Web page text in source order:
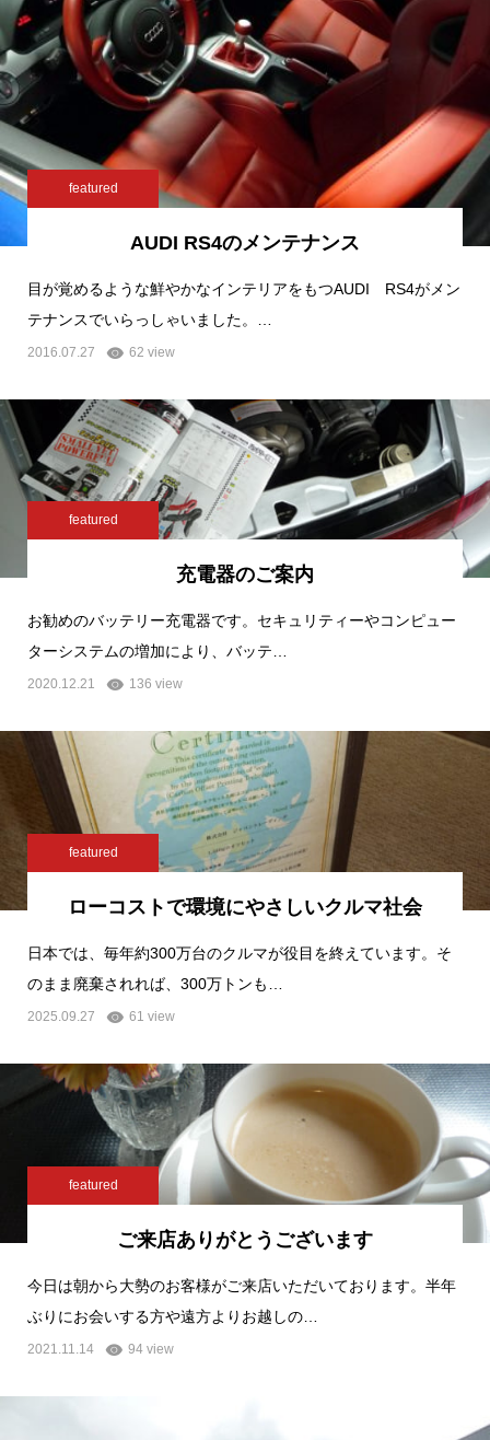
featured
AUDI RS4のメンテナンス
目が覚めるような鮮やかなインテリアをもつAUDI RS4がメン
テナンスでいらっしゃいました。…
2016.07.27 62 view
featured
充電器のご案内
お勧めのバッテリー充電器です。セキュリティーやコンピュー
ターシステムの増加により、バッテ…
2020.12.21 136 view
featured
ローコストで環境にやさしいクルマ社会
日本では、毎年約300万台のクルマが役目を終えています。そ
のまま廃棄されれば、300万トンも…
2025.09.27 61 view
featured
ご来店ありがとうございます
今日は朝から大勢のお客様がご来店いただいております。半年
ぶりにお会いする方や遠方よりお越しの…
2021.11.14 94 view